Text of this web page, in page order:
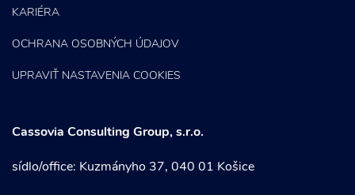
KARIÉRA
OCHRANA OSOBNÝCH ÚDAJOV
UPRAVIŤ NASTAVENIA COOKIES
Cassovia Consulting Group, s.r.o.
sídlo/office: Kuzmányho 37, 040 01 Košice